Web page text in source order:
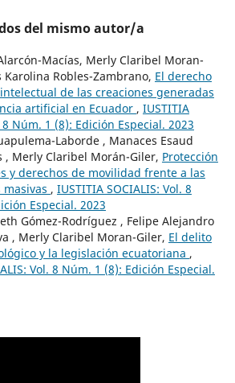
del mismo autor/a
Macías, Merly Claribel Moran-
Karolina Robles-Zambrano, El derecho
de las creaciones generadas
artificial en Ecuador , IUSTITIA
8 Núm. 1 (8): Edición Especial. 2023
Laborde , Manaces Esaud
, Merly Claribel Morán-Giler, Protección
y derechos de movilidad frente a las
, IUSTITIA SOCIALIS: Vol. 8
Especial. 2023
Gómez-Rodríguez , Felipe Alejandro
, Merly Claribel Moran-Giler, El delito
y la legislación ecuatoriana ,
Vol. 8 Núm. 1 (8): Edición Especial.